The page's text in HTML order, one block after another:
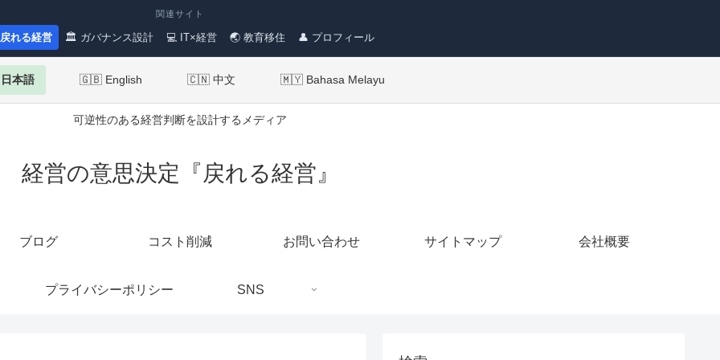
関連サイト
れる経営 🏛 ガバナンス設計 💻 IT×経営 🌏 教育移住 👤 プロフィール
本語 🇬🇧 English 🇨🇳 中文 🇲🇾 Bahasa Melayu
可逆性のある経営判断を設計するメディア
経営の意思決定『戻れる経営』
ブログ コスト削減 お問い合わせ サイトマップ 会社概要
プライバシーポリシー SNS